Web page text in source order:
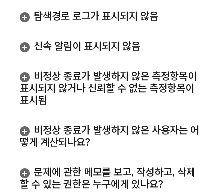
탐색경로 로그가 표시되지 않음
신속 알림이 표시되지 않음
비정상 종료가 발생하지 않은 측정항목이
표시되지 않거나 신뢰할 수 없는 측정항목이
표시됨
비정상 종료가 발생하지 않은 사용자는 어
떻게 계산되나요?
문제에 관한 메모를 보고, 작성하고, 삭제
할 수 있는 권한은 누구에게 있나요?